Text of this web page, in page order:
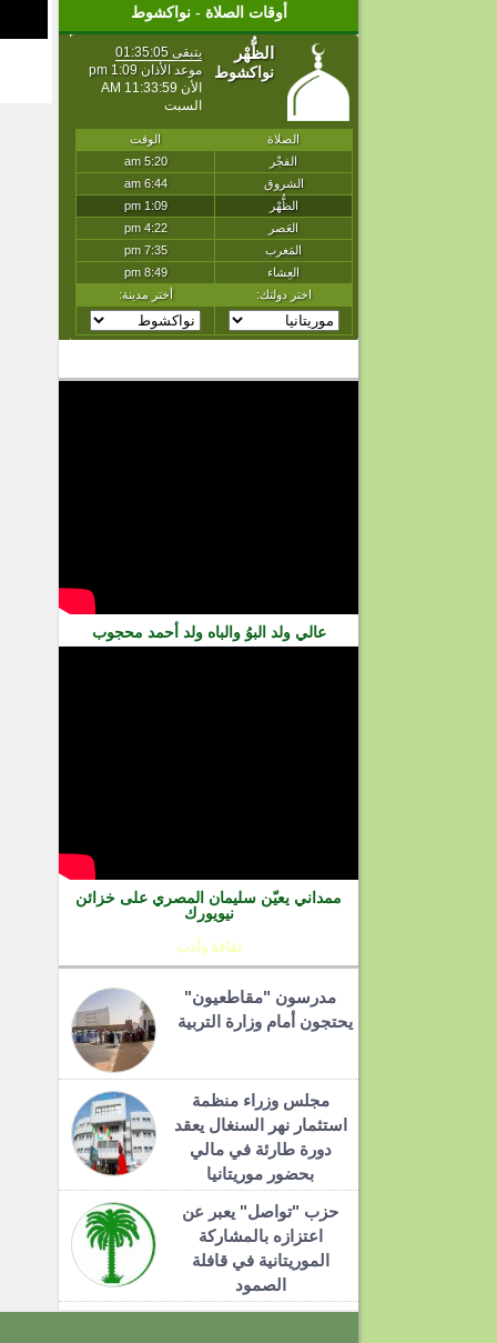
أوقات الصلاة - نواكشوط
عالي ولد البوُ والباه ولد أحمد محجوب
ممداني يعيّن سليمان المصري على خزائن
نيويورك
ثقافة وأدب
مدرسون "مقاطعيون"
يحتجون أمام وزارة التربية
مجلس وزراء منظمة
استثمار نهر السنغال يعقد
دورة طارئة في مالي
بحضور موريتانيا
حزب "تواصل" يعبر عن
اعتزازه بالمشاركة
الموريتانية في قافلة
الصمود